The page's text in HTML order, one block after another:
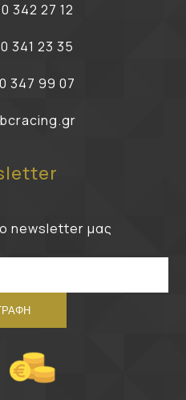
342 27 12
341 23 35
347 99 07
newsletter μας